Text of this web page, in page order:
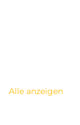
Alle anzeigen